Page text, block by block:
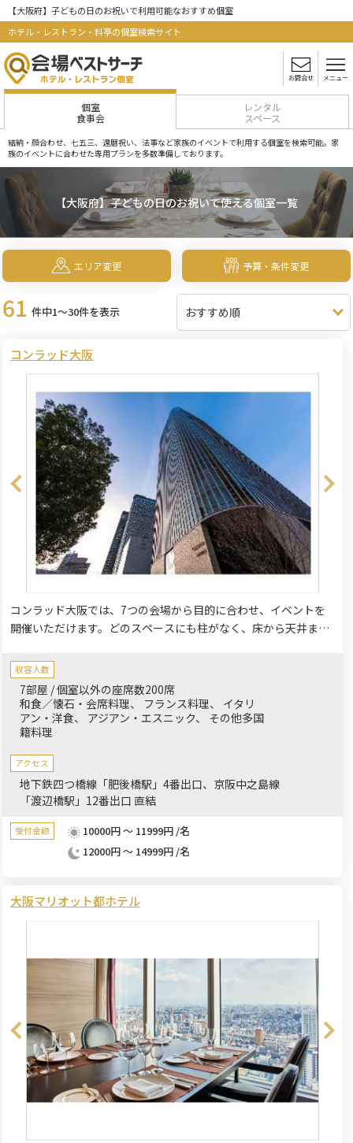
【大阪府】子どもの日のお祝いで利用可能なおすすめ個室
ホテル・レストラン・料亭の個室検索サイト
お問合せ メニュー
個室
食事会
レンタル
スペース
結納・顔合わせ、七五三、還暦祝い、法事など家族のイベントで利用する個室を検索可能。家
族のイベントに合わせた専用プランを多数準備しております。
【大阪府】子どもの日のお祝いで使える個室一覧
エリア変更 予算・条件変更
61 件中1～30件を表示
コンラッド大阪
コンラッド大阪では、7つの会場から目的に合わせ、イベントを
開催いただけます。どのスペースにも柱がなく、床から天井まで
のスカイラインや川、海、遠くには山々が見え、最高のパノラマ
をお楽しみいただけます。洗練された温かみのあるインテリア
が、皆さまのイベントが心地よいものとなるようサポートしま
す。
収容人数
7部屋 / 個室以外の座席数200席
和食／懐石・会席料理
フランス料理
イタリ
アン・洋食
アジアン・エスニック
その他多国
籍料理
アクセス
地下鉄四つ橋線「肥後橋駅」4番出口、京阪中之島線
「渡辺橋駅」12番出口 直結
受付金額
10000円 ～ 11999円 /名
12000円 ～ 14999円 /名
大阪マリオット都ホテル